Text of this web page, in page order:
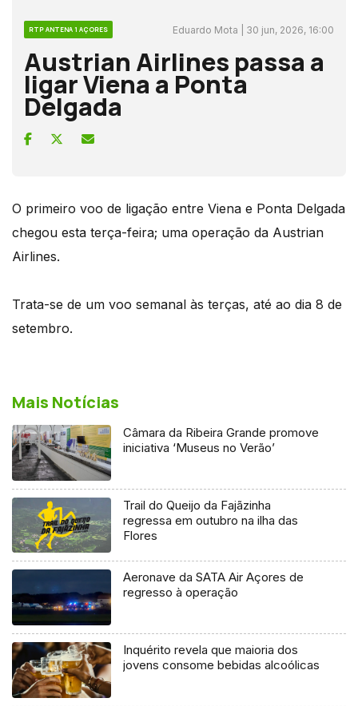
RTP ANTENA 1 AÇORES Eduardo Mota | 30 jun, 2026, 16:00
Austrian Airlines passa a
ligar Viena a Ponta
Delgada
O primeiro voo de ligação entre Viena e Ponta Delgada
chegou esta terça-feira; uma operação da Austrian
Airlines.
Trata-se de um voo semanal às terças, até ao dia 8 de
setembro.
Mais Notícias
Câmara da Ribeira Grande promove
iniciativa ‘Museus no Verão’
Trail do Queijo da Fajãzinha
regressa em outubro na ilha das
Flores
Aeronave da SATA Air Açores de
regresso à operação
Inquérito revela que maioria dos
jovens consome bebidas alcoólicas